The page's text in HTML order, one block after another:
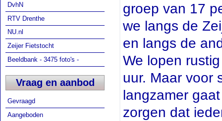
DvhN
RTV Drenthe
NU.nl
Zeijer Fietstocht
Beeldbank - 3475 foto's -
Vraag en aanbod
Gevraagd
Aangeboden
groep van 17
we langs de
en langs de
We lopen
uur. Maar voor
langzamer
zorgen dat